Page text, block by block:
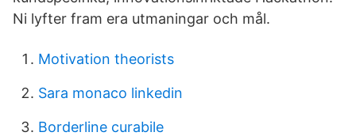
Ni lyfter fram era utmaningar och mål.
Motivation theorists
Sara monaco linkedin
Borderline curabile